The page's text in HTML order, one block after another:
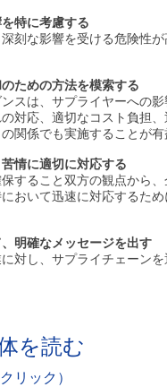
特に考慮する
刻な影響を受ける危険性
ための方法を模索する
スは、サプライヤーへの
対応、適切なコスト負担
関係でも実施することが有
情に適切に対応する
すること双方の観点から
おいて迅速に対応するため
明確なメッセージを出す
対し、サプライチェーン
を読む
リック）